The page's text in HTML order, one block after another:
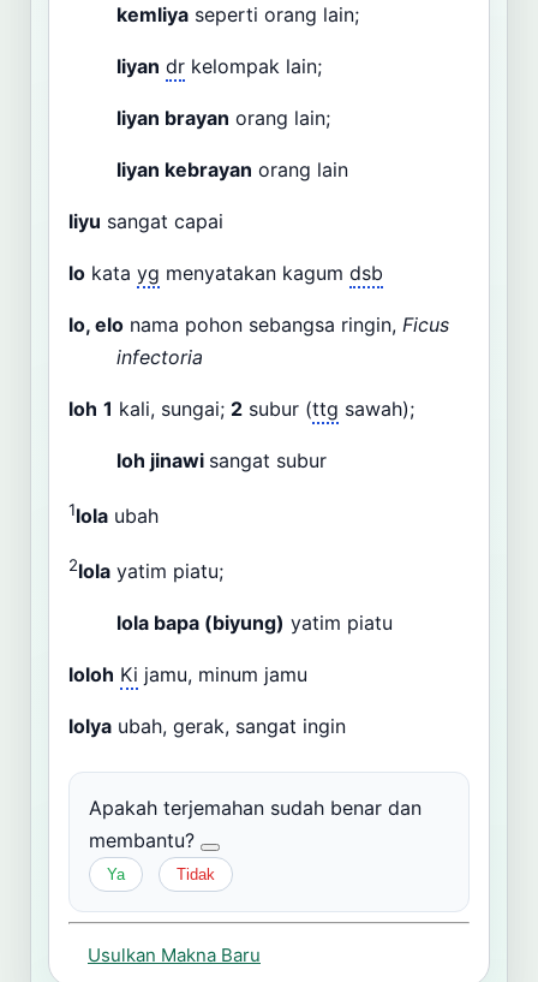
kemliya seperti orang lain;
liyan dr kelompak lain;
liyan brayan orang lain;
liyan kebrayan orang lain
liyu sangat capai
lo kata yg menyatakan kagum dsb
lo, elo nama pohon sebangsa ringin, Ficus
infectoria
loh 1 kali, sungai; 2 subur (ttg sawah);
loh jinawi sangat subur
1lola ubah
2lola yatim piatu;
lola bapa (biyung) yatim piatu
loloh Ki jamu, minum jamu
lolya ubah, gerak, sangat ingin
Apakah terjemahan sudah benar dan
membantu?
Ya Tidak
Usulkan Makna Baru